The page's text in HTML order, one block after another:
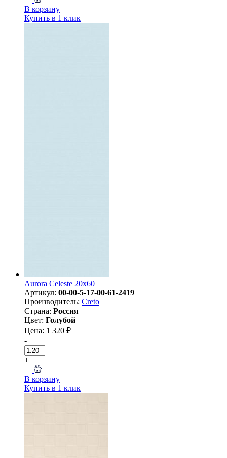
В корзину
Купить в 1 клик
Aurora Celeste 20х60
Артикул: 00-00-5-17-00-61-2419
Производитель: Creto
Страна: Россия
Цвет: Голубой
Цена: 1 320 ₽
-
+
В корзину
Купить в 1 клик